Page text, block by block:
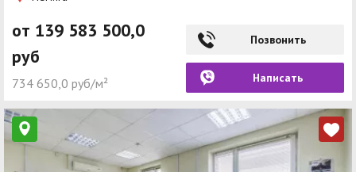
от 139 583 500,0
руб
734 650,0 руб/м²
Позвонить
Написать